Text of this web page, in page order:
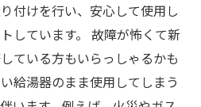
付けを行い、安心して使用し
しています。 故障が怖くて新
ている方もいらっしゃるかも
給湯器のまま使用してしまう